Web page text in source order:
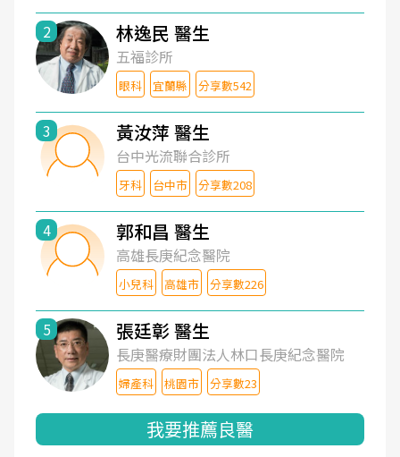
2 林逸民 醫生
五福診所
眼科 宜蘭縣 分享數542
3 黃汝萍 醫生
台中光流聯合診所
牙科 台中市 分享數208
4 郭和昌 醫生
高雄長庚紀念醫院
小兒科 高雄市 分享數226
5 張廷彰 醫生
長庚醫療財團法人林口長庚紀念醫院
婦產科 桃園市 分享數23
我要推薦良醫